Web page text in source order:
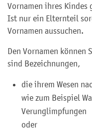
Vornamen ihres Kindes
Ist nur ein Elternteil
Vornamen aussuchen.
Den Vornamen können
sind Bezeichnungen,
die ihrem Wesen
wie zum Beispiel
Verunglimpfungen
oder